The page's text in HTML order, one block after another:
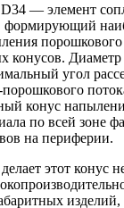
— элемент
формирующий
порошкового
конусов. Диаметр
угол
конус
по всей зоне
на периферии.
этот конус